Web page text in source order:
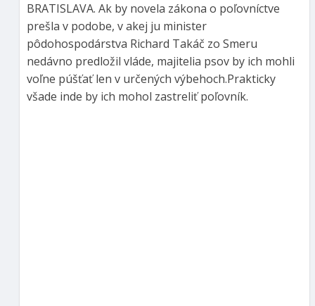
BRATISLAVA. Ak by novela zákona o poľovníctve
prešla v podobe, v akej ju minister
pôdohospodárstva Richard Takáč zo Smeru
nedávno predložil vláde, majitelia psov by ich mohli
voľne púšťať len v určených výbehoch.Prakticky
všade inde by ich mohol zastreliť poľovník.